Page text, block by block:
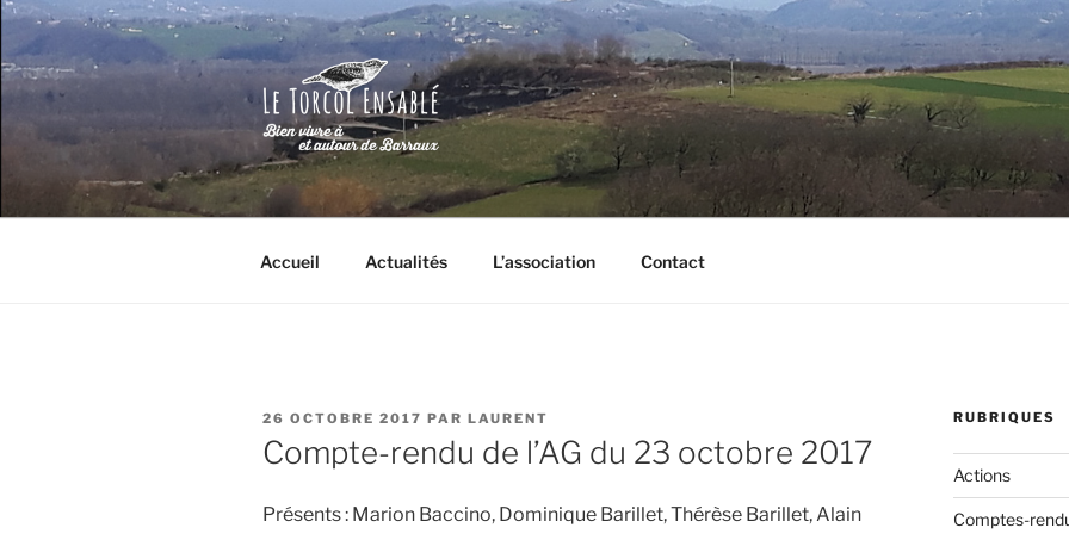
Aller
contenu
principal
LE TORCOL ENSABLÉ
Bien vivre à et autour de Barraux (Isère)
Accueil Actualités L’association Contact
PUBLIÉ
LE
26 OCTOBRE 2017 PAR LAURENT
Compte-rendu de l’AG du 23 octobre 2017
Présents : Marion Baccino, Dominique Barillet, Thérèse Barillet, Alain
RUBRIQUES
Actions
Comptes-